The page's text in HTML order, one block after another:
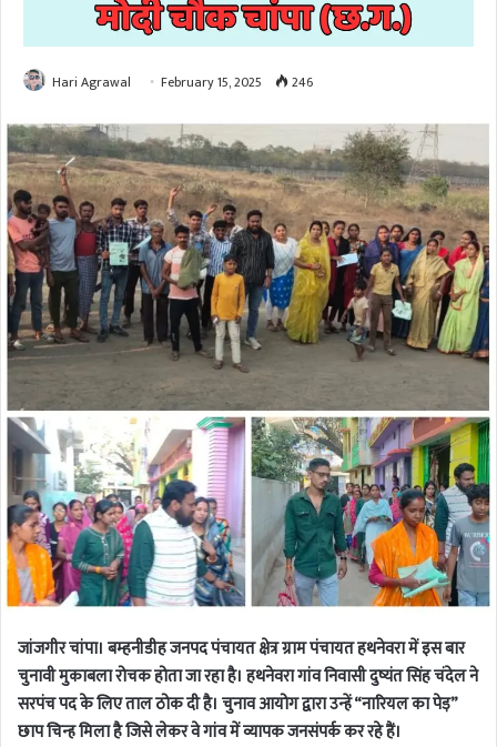
Hari Agrawal February 15, 2025 246
जांजगीर चांपा। बम्हनीडीह जनपद पंचायत क्षेत्र ग्राम पंचायत हथनेवरा में इस बार
चुनावी मुकाबला रोचक होता जा रहा है। हथनेवरा गांव निवासी दुष्यंत सिंह चंदेल ने
सरपंच पद के लिए ताल ठोक दी है। चुनाव आयोग द्वारा उन्हें “नारियल का पेड़”
छाप चिन्ह मिला है जिसे लेकर वे गांव में व्यापक जनसंपर्क कर रहे हैं।